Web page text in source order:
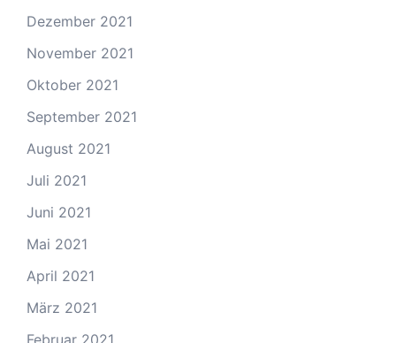
Dezember 2021
November 2021
Oktober 2021
September 2021
August 2021
Juli 2021
Juni 2021
Mai 2021
April 2021
März 2021
Februar 2021